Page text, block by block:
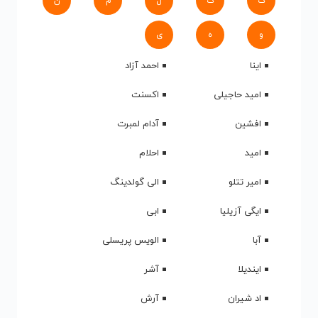
و ه ی
اینا
احمد آزاد
امید حاجیلی
اکسنت
افشین
آدام لمبرت
امید
احلام
امیر تتلو
الی گولدینگ
ایگی آزیلیا
ابی
آبا
الویس پریسلی
ایندیلا
آشر
اد شیران
آرش